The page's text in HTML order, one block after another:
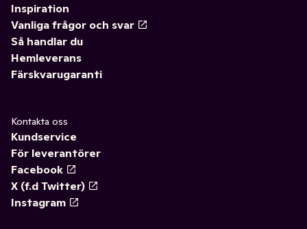
Inspiration
Vanliga frågor och svar
Så handlar du
Hemleverans
Färskvarugaranti
Kontakta oss
Kundservice
För leverantörer
Facebook
X (f.d Twitter)
Instagram